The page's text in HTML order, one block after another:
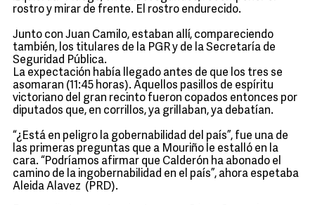
rostro y mirar de frente. El rostro endurecido.
Junto con Juan Camilo, estaban allí, compareciendo
también, los titulares de la PGR y de la Secretaría de
Seguridad Pública.
La expectación había llegado antes de que los tres se
asomaran (11:45 horas). Aquellos pasillos de espíritu
victoriano del gran recinto fueron copados entonces por
diputados que, en corrillos, ya grillaban, ya debatían.
“¿Está en peligro la gobernabilidad del país”, fue una de
las primeras preguntas que a Mouriño le estalló en la
cara. “Podríamos afirmar que Calderón ha abonado el
camino de la ingobernabilidad en el país”, ahora espetaba
Aleida Alavez (PRD).